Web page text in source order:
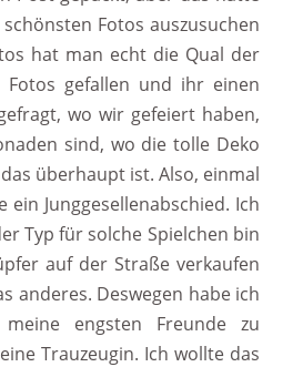
Fotos auszusuchen
hat man echt die Qual der
gefallen und ihr einen
wo wir gefeiert haben,
sind, wo die tolle Deko
überhaupt ist. Also, einmal
Junggesellenabschied. Ich
Typ für solche Spielchen bin
auf der Straße verkaufen
anderes. Deswegen habe ich
engsten Freunde zu
Trauzeugin. Ich wollte das